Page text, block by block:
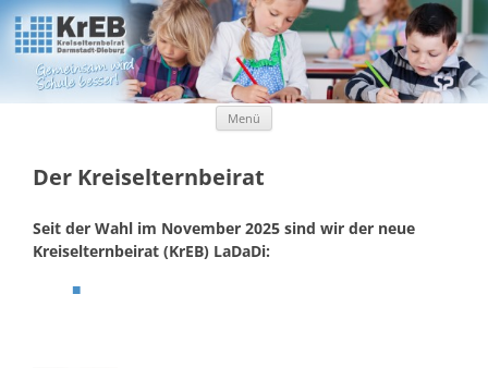
KrEB Darmstadt-Dieburg
Kreiselternbeirat Darmstadt-Dieburg
Menü
Der Kreiselternbeirat
Seit der Wahl im November 2025 sind wir der neue
Kreiselternbeirat (KrEB) LaDaDi: